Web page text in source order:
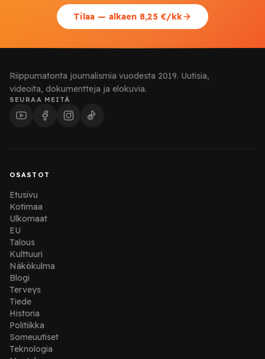
Tilaa — alkaen 8,25 €/kk
Riippumatonta journalismia vuodesta 2019. Uutisia,
videoita, dokumentteja ja elokuvia.
SEURAA MEITÄ
OSASTOT
Etusivu
Kotimaa
Ulkomaat
EU
Talous
Kulttuuri
Näkökulma
Blogi
Terveys
Tiede
Historia
Politiikka
Someuutiset
Teknologia